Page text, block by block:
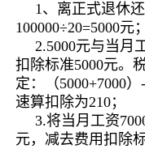
1、离正式退休
100000÷20=5000元；
2.5000元与当月
扣除标准5000元。
定：（5000+7000）
速算扣除为210；
3.将当月工资
元，减去费用扣除